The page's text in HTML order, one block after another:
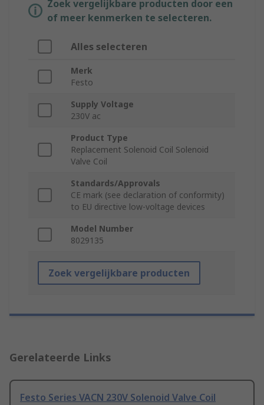
Zoek vergelijkbare producten door een
of meer kenmerken te selecteren.
Alles selecteren
Merk
Festo
Supply Voltage
230V ac
Product Type
Replacement Solenoid Coil Solenoid
Valve Coil
Standards/Approvals
CE mark (see declaration of conformity)
to EU directive low-voltage devices
Model Number
8029135
Zoek vergelijkbare producten
Gerelateerde Links
Festo Series VACN 230V Solenoid Valve Coil